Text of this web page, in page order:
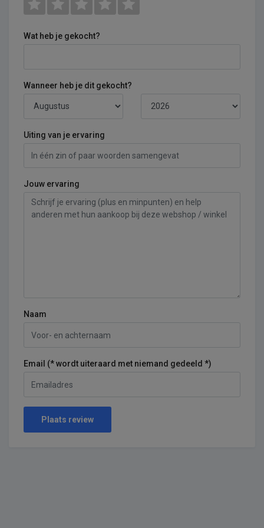
Wat heb je gekocht?
Wanneer heb je dit gekocht?
Uiting van je ervaring
Jouw ervaring
Naam
Email (* wordt uiteraard met niemand gedeeld *)
Plaats review